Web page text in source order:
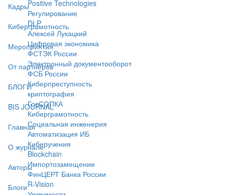
Кадры
Киберграмотность
Мероприятия
От партнёров
БЛОГИ
BIS JOURNAL
Главная
О журнале
Авторы
Блоги
Positive Technologies
Регулирование
DLP
Алексей Лукацкий
Цифровая экономика
ФСТЭК России
Электронный документооборот
ФСБ России
Киберпреступность
криптография
ГосСОПКА
Киберграмотность
Социальная инженерия
Автоматизация ИБ
Киберучения
Blockchain
Импортозамещение
ФинЦЕРТ Банка России
R-Vision